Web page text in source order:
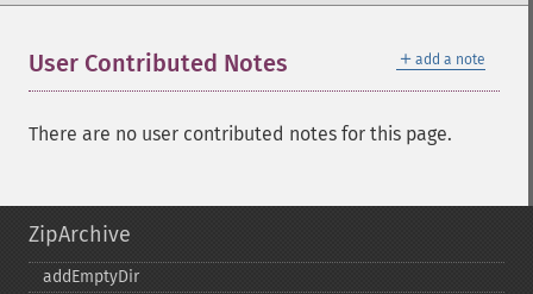
＋ add a note
User Contributed Notes
There are no user contributed notes for this page.
ZipArchive
addEmptyDir